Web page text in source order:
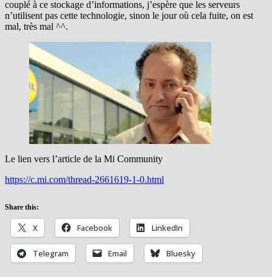
couplé à ce stockage d’informations, j’espère que les serveurs
n’utilisent pas cette technologie, sinon le jour où cela fuite, on est
mal, très mal ^^.
Le lien vers l’article de la Mi Community
https://c.mi.com/thread-2661619-1-0.html
Share this:
X Facebook LinkedIn
Telegram Email Bluesky